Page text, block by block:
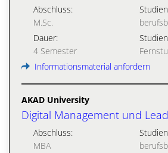
Abschluss:
M.Sc.
Dauer:
4 Semester
Informationsmaterial anfordern
AKAD University
Digital Management und
Abschluss:
MBA